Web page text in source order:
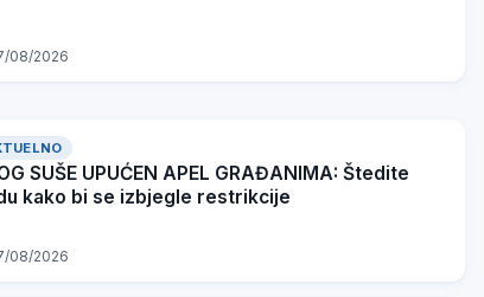
08/2026
SUŠE UPUĆEN APEL GRAĐANIMA: Štedite
kako bi se izbjegle restrikcije
08/2026